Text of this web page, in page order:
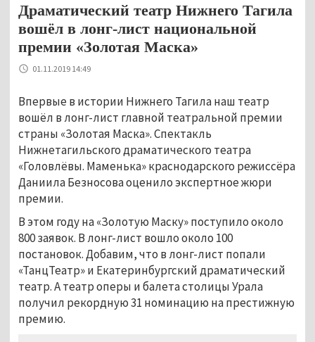
Драматический театр Нижнего Тагила
вошёл в лонг-лист национальной
премии «Золотая Маска»
01.11.2019 14:49
Впервые в истории Нижнего Тагила наш театр
вошёл в лонг-лист главной театральной премии
страны «Золотая Маска». Спектакль
Нижнетагильского драматического театра
«Головлёвы. Маменька» краснодарского режиссёра
Даниила Безносова оценило экспертное жюри
премии.
В этом году на «Золотую Маску» поступило около
800 заявок. В лонг-лист вошло около 100
постановок. Добавим, что в лонг-лист попали
«ТанцТеатр» и Екатеринбургский драматический
театр. А театр оперы и балета столицы Урала
получил рекордную 31 номинацию на престижную
премию.